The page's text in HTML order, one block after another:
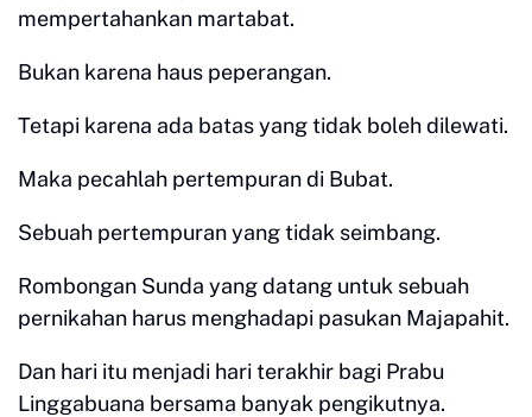
mempertahankan martabat.
Bukan karena haus peperangan.
Tetapi karena ada batas yang tidak boleh dilewati.
Maka pecahlah pertempuran di Bubat.
Sebuah pertempuran yang tidak seimbang.
Rombongan Sunda yang datang untuk sebuah
pernikahan harus menghadapi pasukan Majapahit.
Dan hari itu menjadi hari terakhir bagi Prabu
Linggabuana bersama banyak pengikutnya.